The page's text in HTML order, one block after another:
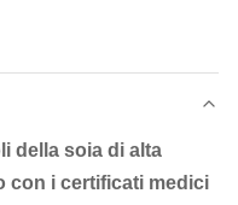
della soia di alta
con i certificati medici